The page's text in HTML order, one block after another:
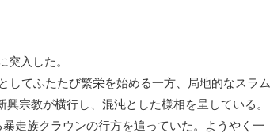
入した。
てふたたび繁栄を始める一方、局地的なスラム
宗教が横行し、混沌とした様相を呈している。
走族クラウンの行方を追っていた。ようやく一